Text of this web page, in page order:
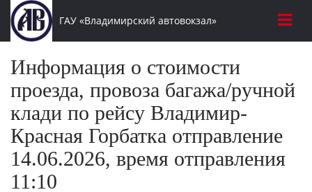
ГАУ «Владимирский автовокзал»
Информация о стоимости
проезда, провоза багажа/ручной
клади по рейсу Владимир-
Красная Горбатка отправление
14.06.2026, время отправления
11:10